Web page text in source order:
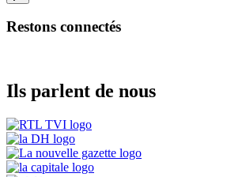
Restons connectés
Ils parlent de nous